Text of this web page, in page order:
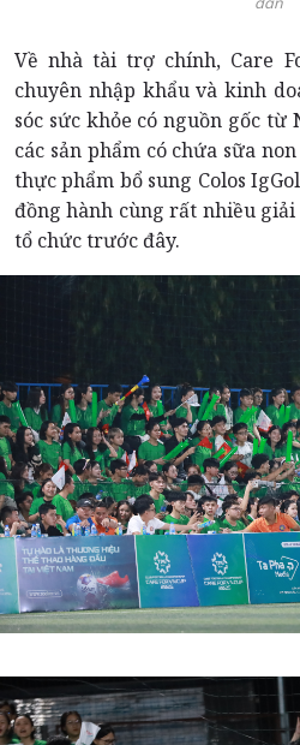
Về nhà tài trợ chính, Care
chuyên nhập khẩu và kinh
sóc sức khỏe có nguồn gốc từ
các sản phẩm có chứa sữa
thực phẩm bổ sung Colos
đồng hành cùng rất nhiều giải
tổ chức trước đây.